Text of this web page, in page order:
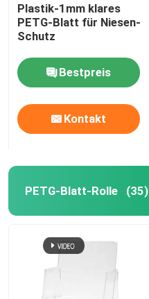
Plastik-1mm klares
PETG-Blatt für Niesen-
Schutz
Bestpreis
Kontakt
PETG-Blatt-Rolle (35)